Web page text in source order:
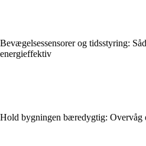
Bevægelsessensorer og tidsstyring:
energieffektiv
Hold bygningen bæredygtig: Overvåg